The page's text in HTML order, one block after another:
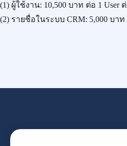
(1) ผู้ใช้งาน: 10,500 บาท ต่อ 1 User
(2) รายชื่อในระบบ CRM: 5,000 บาท